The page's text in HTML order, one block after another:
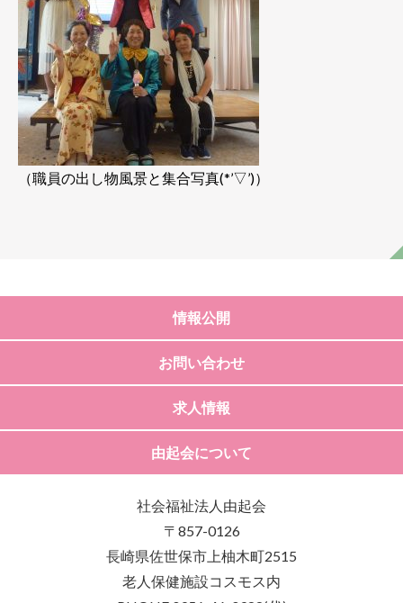
（職員の出し物風景と集合写真(*’▽’)）
情報公開
お問い合わせ
求人情報
由起会について
社会福祉法人由起会
〒857-0126
長崎県佐世保市上柚木町2515
老人保健施設コスモス内